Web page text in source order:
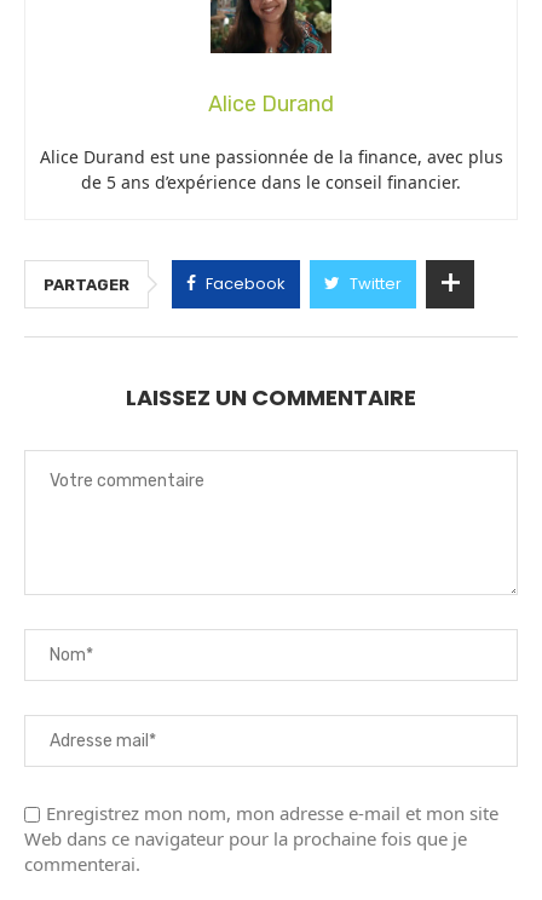
Alice Durand
Alice Durand est une passionnée de la finance, avec plus
de 5 ans d’expérience dans le conseil financier.
PARTAGER Facebook Twitter
LAISSEZ UN COMMENTAIRE
Enregistrez mon nom, mon adresse e-mail et mon site
Web dans ce navigateur pour la prochaine fois que je
commenterai.